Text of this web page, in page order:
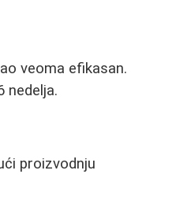
veoma efikasan.
nedelja.
proizvodnju